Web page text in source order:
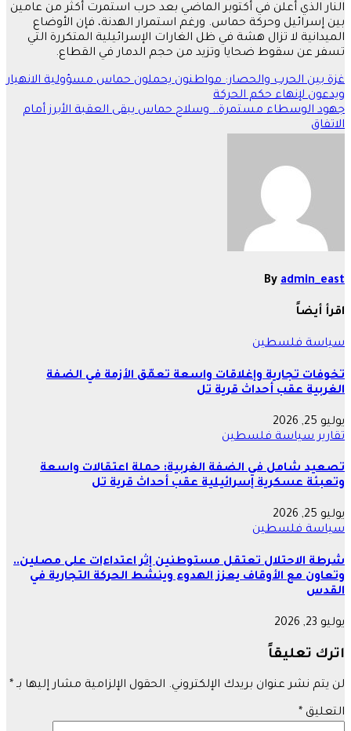
النار الذي أُعلن في أكتوبر الماضي بعد حرب استمرت أكثر من عامين
بين إسرائيل وحركة حماس. ورغم استمرار الهدنة، فإن الأوضاع
الميدانية لا تزال هشة في ظل الغارات الإسرائيلية المتكررة التي
تسفر عن سقوط ضحايا وتزيد من حجم الدمار في القطاع.
تصفّح
المقالات
غزة بين الحرب والحصار: مواطنون يحملون حماس مسؤولية الانهيار
ويدعون لإنهاء حكم الحركة
جهود الوسطاء مستمرة.. وسلاح حماس يبقى العقبة الأبرز أمام
الاتفاق
By admin_east
اقرأ أيضاً
سياسةفلسطين
تخوفات تجارية وإغلاقات واسعة تعمّق الأزمة في الضفة
الغربية عقب أحداث قرية تل
يوليو 25, 2026
تقاريرسياسةفلسطين
تصعيد شامل في الضفة الغربية: حملة اعتقالات واسعة
وتعبئة عسكرية إسرائيلية عقب أحداث قرية تل
يوليو 25, 2026
سياسةفلسطين
شرطة الاحتلال تعتقل مستوطنين إثر اعتداءات على مصلين..
وتعاون مع الأوقاف يعزز الهدوء وينشط الحركة التجارية في
القدس
يوليو 23, 2026
اترك تعليقاً
لن يتم نشر عنوان بريدك الإلكتروني. الحقول الإلزامية مشار إليها بـ *
التعليق *